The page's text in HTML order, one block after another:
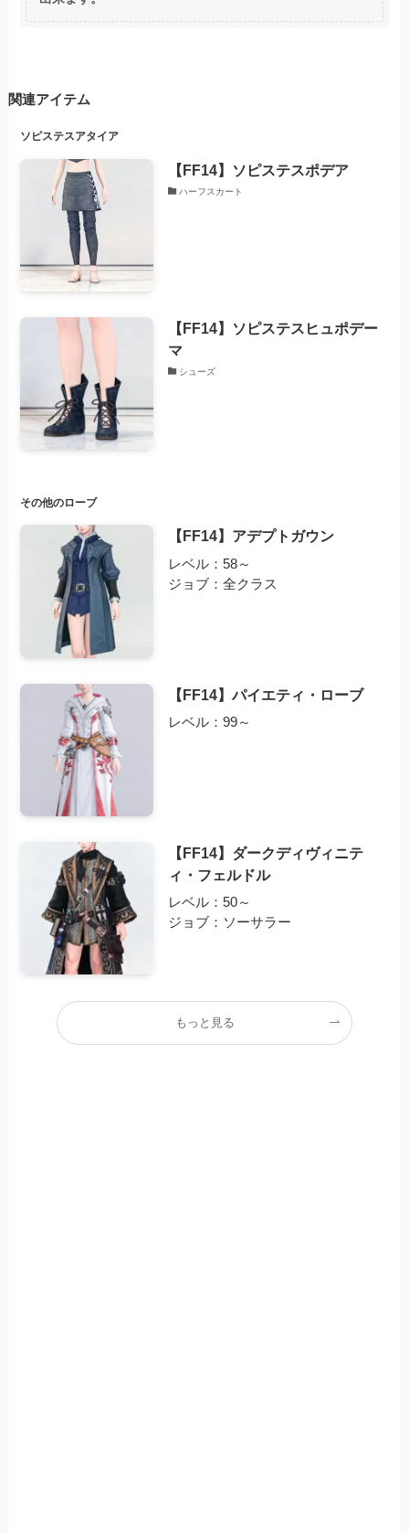
関連アイテム
ソピステスアタイア
【FF14】ソピステスポデア
ハーフスカート
【FF14】ソピステスヒュポデー
マ
シューズ
その他のローブ
【FF14】アデプトガウン
レベル：58～
ジョブ：全クラス
【FF14】パイエティ・ローブ
レベル：99～
【FF14】ダークディヴィニテ
ィ・フェルドル
レベル：50～
ジョブ：ソーサラー
もっと見る